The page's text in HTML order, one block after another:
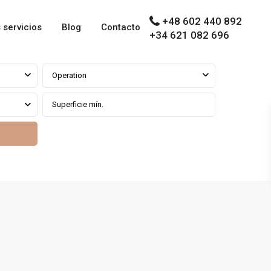
servicios Blog Contacto
+48 602 440 892
+34 621 082 696
Operation